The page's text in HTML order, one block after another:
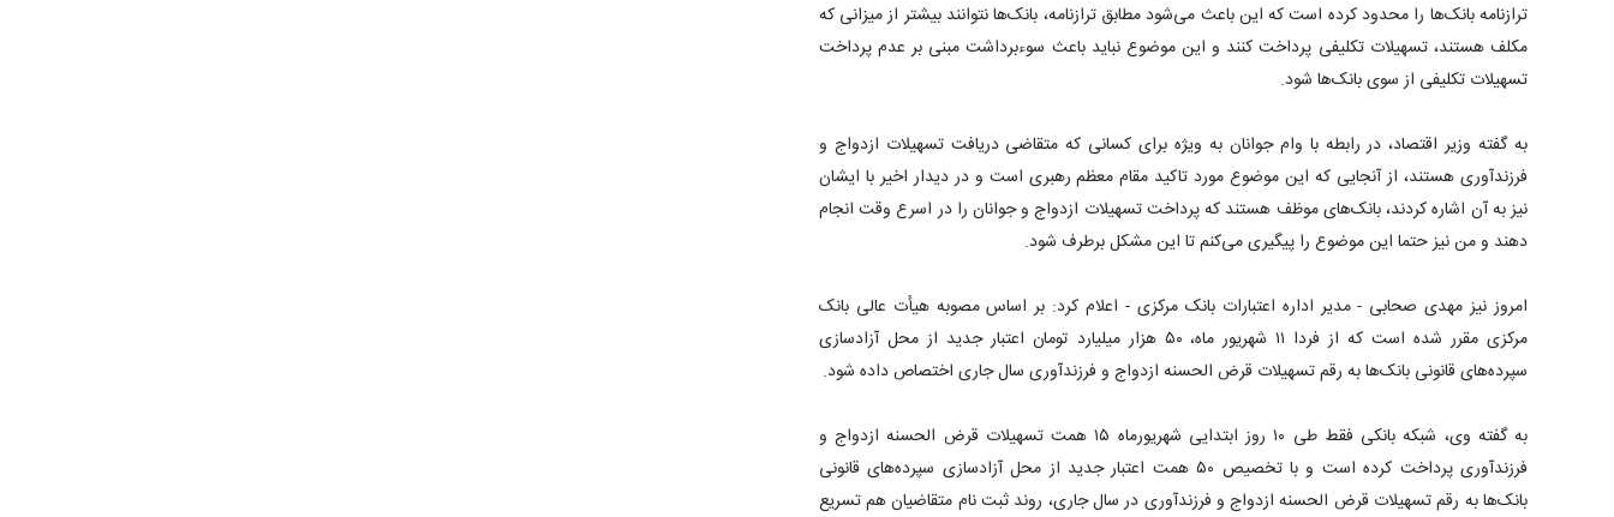
ترازنامه بانک‌ها را محدود کرده است که این باعث می‌شود مطابق ترازنامه، بانک‌ها نتوانند بیشتر از میزانی که
مکلف هستند، تسهیلات تکلیفی پرداخت کنند و این موضوع نباید باعث سوءبرداشت مبنی بر عدم پرداخت
تسهیلات تکلیفی از سوی بانک‌ها شود.
به گفته وزیر اقتصاد، در رابطه با وام جوانان به ویژه برای کسانی که متقاضی دریافت تسهیلات ازدواج و
فرزندآوری هستند، از آنجایی که این موضوع مورد تاکید مقام معظم رهبری است و در دیدار اخیر با ایشان
نیز به آن اشاره کردند، بانک‌های موظف هستند که پرداخت تسهیلات ازدواج و جوانان را در اسرع وقت انجام
دهند و من نیز حتما این موضوع را پیگیری می‌کنم تا این مشکل برطرف شود.
امروز نیز مهدی صحابی - مدیر اداره اعتبارات بانک مرکزی - اعلام کرد: بر اساس مصوبه هیأت عالی بانک
مرکزی مقرر شده است که از فردا ۱۱ شهریور ماه، ۵۰ هزار میلیارد تومان اعتبار جدید از محل آزادسازی
سپرده‌های قانونی بانک‌ها به رقم تسهیلات قرض الحسنه ازدواج و فرزندآوری سال جاری اختصاص داده شود.
به گفته وی، شبکه بانکی فقط طی ۱۰ روز ابتدایی شهریورماه ۱۵ همت تسهیلات قرض الحسنه ازدواج و
فرزندآوری پرداخت کرده است و با تخصیص ۵۰ همت اعتبار جدید از محل آزادسازی سپرده‌های قانونی
بانک‌ها به رقم تسهیلات قرض الحسنه ازدواج و فرزندآوری در سال جاری، روند ثبت نام متقاضیان هم تسریع